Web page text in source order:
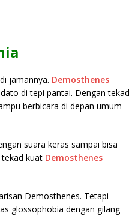
jamannya. Demosthenes
di tepi pantai. Dengan tekad
berbicara di depan umum
suara keras sampai bisa
tekad kuat Demosthenes
Demosthenes. Tetapi
glossophobia dengan gilang